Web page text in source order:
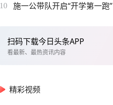
10 施一公带队开启“开学第一跑”
扫码下载今日头条APP
看最新、最热资讯内容
精彩视频